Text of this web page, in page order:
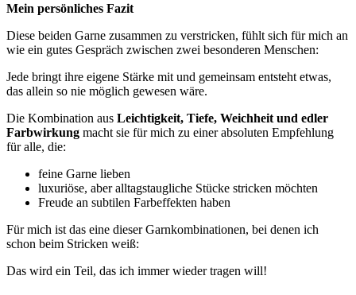
Mein persönliches Fazit
Diese beiden Garne zusammen zu verstricken, fühlt sich für mich an
wie ein gutes Gespräch zwischen zwei besonderen Menschen:
Jede bringt ihre eigene Stärke mit und gemeinsam entsteht etwas,
das allein so nie möglich gewesen wäre.
Die Kombination aus Leichtigkeit, Tiefe, Weichheit und edler
Farbwirkung macht sie für mich zu einer absoluten Empfehlung
für alle, die:
feine Garne lieben
luxuriöse, aber alltagstaugliche Stücke stricken möchten
Freude an subtilen Farbeffekten haben
Für mich ist das eine dieser Garnkombinationen, bei denen ich
schon beim Stricken weiß:
Das wird ein Teil, das ich immer wieder tragen will!